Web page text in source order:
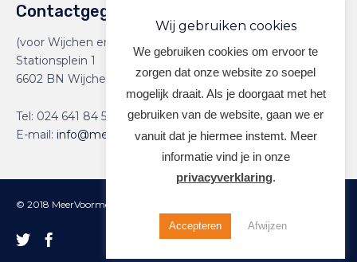
Contactgegevens
(voor Wijchen en Druten)
Stationsplein 1
6602 BN Wijchen
Tel: 024 641 84 59
E-mail: info@meervoormekaar.nl
© 2018 MeerVoormekaar |
Wij gebruiken cookies
We gebruiken cookies om ervoor te
zorgen dat onze website zo soepel
mogelijk draait. Als je doorgaat met het
gebruiken van de website, gaan we er
vanuit dat je hiermee instemt. Meer
informatie vind je in onze
privacyverklaring.
Accepteren Afwijzen